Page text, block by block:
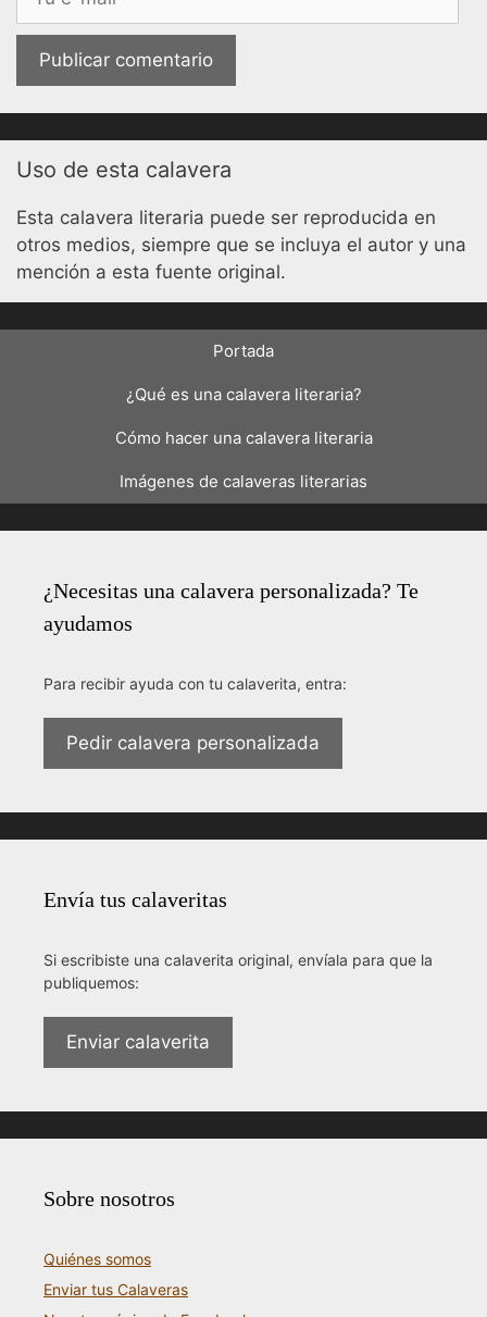
electrónico
Uso de esta calavera
Esta calavera literaria puede ser reproducida en
otros medios, siempre que se incluya el autor y una
mención a esta fuente original.
Portada
¿Qué es una calavera literaria?
Cómo hacer una calavera literaria
Imágenes de calaveras literarias
¿Necesitas una calavera personalizada? Te
ayudamos
Para recibir ayuda con tu calaverita, entra:
Pedir calavera personalizada
Envía tus calaveritas
Si escribiste una calaverita original, envíala para que la
publiquemos:
Enviar calaverita
Sobre nosotros
Quiénes somos
Enviar tus Calaveras